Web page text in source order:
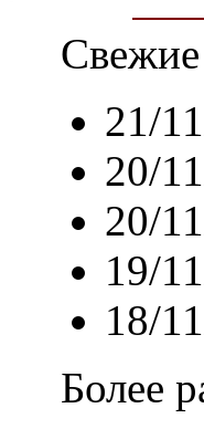
Свежие
21/
20/
20/
19/
18/
Более